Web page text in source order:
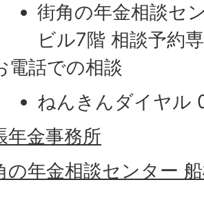
街角の年金相談セ
ビル7階 相談予約
電話での相談
ねんきんダイヤル
年金事務所
の年金相談センター